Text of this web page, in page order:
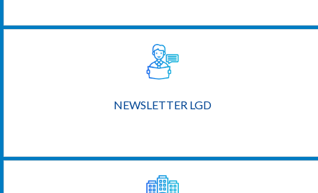
NEWSLETTER LGD